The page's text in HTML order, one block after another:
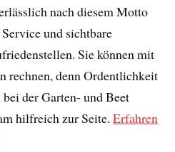
nach diesem Motto
und sichtbare
Sie können mit
rechnen, denn Ordentlichkeit
der Garten- und Beet
hilfreich zur Seite.Erfahren